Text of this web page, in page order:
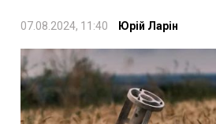
07.08.2024, 11:40 Юрій Ларін